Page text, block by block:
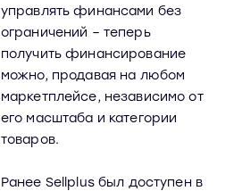
управлять финансами без
ограничений – теперь
получить финансирование
можно, продавая на любом
маркетплейсе, независимо от
его масштаба и категории
товаров.
Ранее Sellplus был доступен в